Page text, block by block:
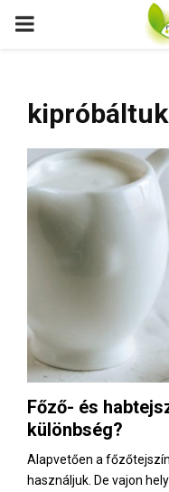
P
M
Y
M
N
kipróbáltuk
Főző- és
különbség?
Alapvetően a
használjuk. De vajon